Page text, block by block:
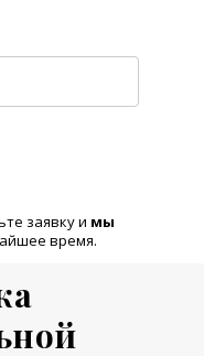
заявку и мы
время.